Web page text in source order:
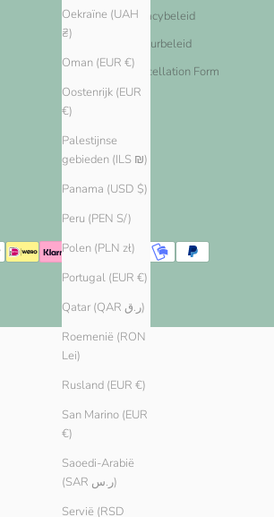
Oekraïne (UAH
₴)
Oman (EUR €)
Oostenrijk (EUR
€)
Palestijnse
gebieden (ILS ₪)
Panama (USD $)
Peru (PEN S/)
Polen (PLN zł)
Portugal (EUR €)
Qatar (QAR ر.ق)
Roemenië (RON
Lei)
Rusland (EUR €)
San Marino (EUR
€)
Saoedi-Arabië
(SAR ر.س)
Servië (RSD
Privacybeleid
Retourbeleid
Cancellation Form